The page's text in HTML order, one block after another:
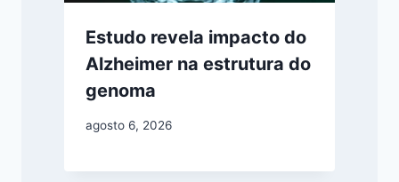
Estudo revela impacto do
Alzheimer na estrutura do
genoma
agosto 6, 2026